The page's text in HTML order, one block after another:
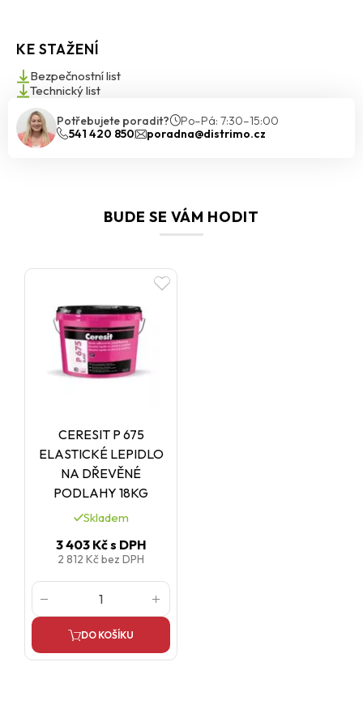
KE STAŽENÍ
Bezpečnostní list
Technický list
Potřebujete poradit?
Po–Pá: 7:30–15:00
541 420 850
poradna@distrimo.cz
BUDE SE VÁM HODIT
CERESIT P 675
ELASTICKÉ LEPIDLO
NA DŘEVĚNÉ
PODLAHY 18KG
Skladem
3 403 Kčs DPH
2 812 Kčbez DPH
DO KOŠÍKU